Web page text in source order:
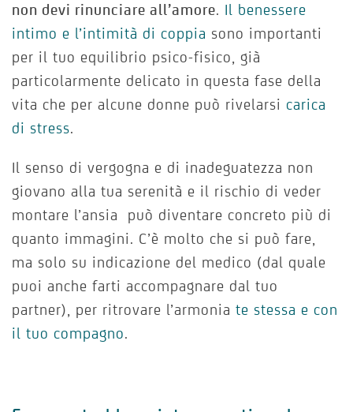
non devi rinunciare all’amore. Il benessere
intimo e l’intimità di coppia sono importanti
per il tuo equilibrio psico-fisico, già
particolarmente delicato in questa fase della
vita che per alcune donne può rivelarsi carica
di stress.
Il senso di vergogna e di inadeguatezza non
giovano alla tua serenità e il rischio di veder
montare l’ansia può diventare concreto più di
quanto immagini. C’è molto che si può fare,
ma solo su indicazione del medico (dal quale
puoi anche farti accompagnare dal tuo
partner), per ritrovare l’armonia te stessa e con
il tuo compagno.